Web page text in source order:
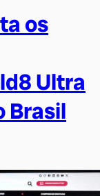
os
Ultra
Brasil